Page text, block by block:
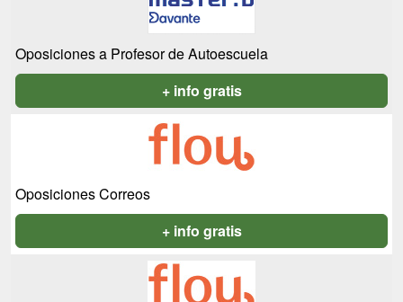
Oposiciones a Profesor de Autoescuela
+ info gratis
Oposiciones Correos
+ info gratis